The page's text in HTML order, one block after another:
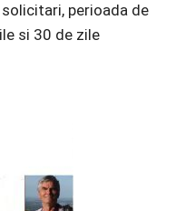
perioada de
si 30 de zile